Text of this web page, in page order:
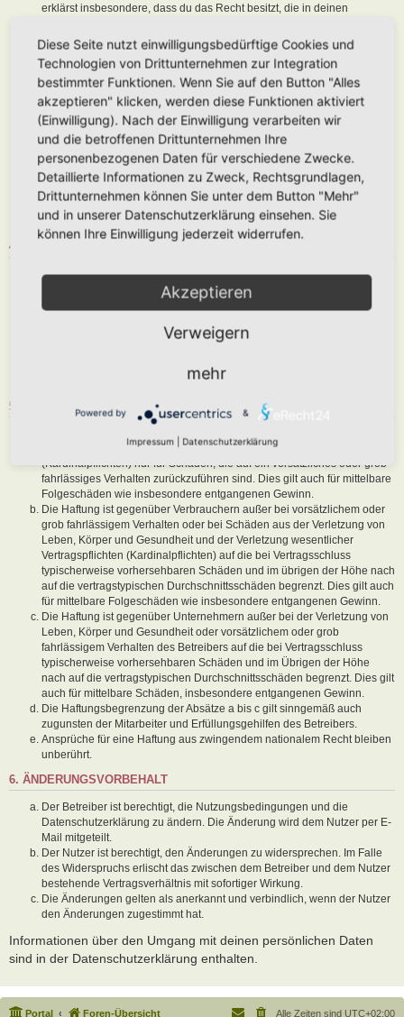
erklärst insbesondere, dass du das Recht besitzt, die in deinen
Der Betreiber des Boards übt das Hausrecht aus. Bei Verstößen gegen
diese Nutzungsbedingungen oder anderer im Board veröffentlichten
Regeln kann der Betreiber dich nach Abmahnung zeitweise oder
dauerhaft von der Nutzung dieses Boards ausschließen und dir ein
Hausverbot erteilen.
Du nimmst zur Kenntnis, dass der Betreiber keine Verantwortung für die
Inhalte von Beiträgen übernimmt, die er nicht selbst erstellt hat oder die
er nicht zur Kenntnis genommen hat. Du gestattest dem Betreiber, dein
Benutzerkonto, Beiträge und Funktionen jederzeit zu löschen oder zu
sperren.
Du gestattest dem Betreiber darüber hinaus, deine Beiträge
abzuändern, sofern sie gegen o. g. Regeln verstoßen oder geeignet
sind, dem Betreiber oder einem Dritten Schaden zuzufügen.
4. GENERAL PUBLIC LICENSE
Du nimmst zur Kenntnis, dass es sich bei phpBB um eine unter der „
GNU General Public License v2“ (GPL) bereitgestellten Foren-Software
von phpBB Limited (
www.phpbb.com
zur Verfügung gestellt. Beide haben keinen Einfluss auf
insbesondere die Verwendung der Software für bestimmte Zwecke nicht
untersagen oder auf Inhalte fremder Foren Einfluss nehmen.
5. GEWÄHRLEISTUNG
Der Betreiber haftet mit Ausnahme der Verletzung von Leben, Körper
und Gesundheit und der Verletzung wesentlicher Vertragspflichten
(Kardinalpflichten) nur für Schäden, die auf ein vorsätzliches oder grob
fahrlässiges Verhalten zurückzuführen sind. Dies gilt auch für mittelbare
Folgeschäden wie insbesondere entgangenen Gewinn.
Die Haftung ist gegenüber Verbrauchern außer bei vorsätzlichem oder
grob fahrlässigem Verhalten oder bei Schäden aus der Verletzung von
Leben, Körper und Gesundheit und der Verletzung wesentlicher
Vertragspflichten (Kardinalpflichten) auf die bei Vertragsschluss
typischerweise vorhersehbaren Schäden und im übrigen der Höhe nach
auf die vertragstypischen Durchschnittsschäden begrenzt. Dies gilt auch
für mittelbare Folgeschäden wie insbesondere entgangenen Gewinn.
Die Haftung ist gegenüber Unternehmern außer bei der Verletzung von
Leben, Körper und Gesundheit oder vorsätzlichem oder grob
fahrlässigem Verhalten des Betreibers auf die bei Vertragsschluss
typischerweise vorhersehbaren Schäden und im Übrigen der Höhe
nach auf die vertragstypischen Durchschnittsschäden begrenzt. Dies gilt
auch für mittelbare Schäden, insbesondere entgangenen Gewinn.
Die Haftungsbegrenzung der Absätze a bis c gilt sinngemäß auch
zugunsten der Mitarbeiter und Erfüllungsgehilfen des Betreibers.
Ansprüche für eine Haftung aus zwingendem nationalem Recht bleiben
unberührt.
6. ÄNDERUNGSVORBEHALT
Der Betreiber ist berechtigt, die Nutzungsbedingungen und die
Datenschutzerklärung zu ändern. Die Änderung wird dem Nutzer per E-
Mail mitgeteilt.
Der Nutzer ist berechtigt, den Änderungen zu widersprechen. Im Falle
des Widerspruchs erlischt das zwischen dem Betreiber und dem Nutzer
bestehende Vertragsverhältnis mit sofortiger Wirkung.
Die Änderungen gelten als anerkannt und verbindlich, wenn der Nutzer
den Änderungen zugestimmt hat.
Informationen über den Umgang mit deinen persönlichen Daten
sind in der Datenschutzerklärung enthalten.
Portal Foren-Übersicht Alle Zeiten sind UTC+02:00
Diese Seite nutzt einwilligungsbedürftige Cookies und
Technologien von Drittunternehmen zur Integration
bestimmter Funktionen. Wenn Sie auf den Button "Alles
akzeptieren" klicken, werden diese Funktionen aktiviert
(Einwilligung). Nach der Einwilligung verarbeiten wir
und die betroffenen Drittunternehmen Ihre
personenbezogenen Daten für verschiedene Zwecke.
Detaillierte Informationen zu Zweck, Rechtsgrundlagen,
Drittunternehmen können Sie unter dem Button "Mehr"
und in unserer Datenschutzerklärung einsehen. Sie
können Ihre Einwilligung jederzeit widerrufen.
Akzeptieren
Verweigern
mehr
Powered by &
Impressum Datenschutzerklärung